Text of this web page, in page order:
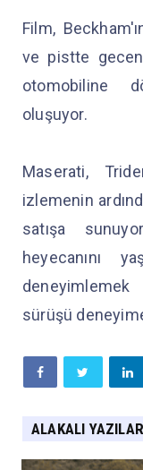
Film,
ve pistte
otomobiline
oluşuyor.
Maserati,
izlemenin
satışa
heyecanını
sürüşü
ALAKALI YAZILAR